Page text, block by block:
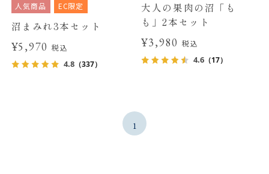
人気商品
EC限定
沼まみれ3本セット
¥5,970税込
4.8（337）
大人の果肉の沼「も
も」2本セット
¥3,980 税込
4.6 （17）
1